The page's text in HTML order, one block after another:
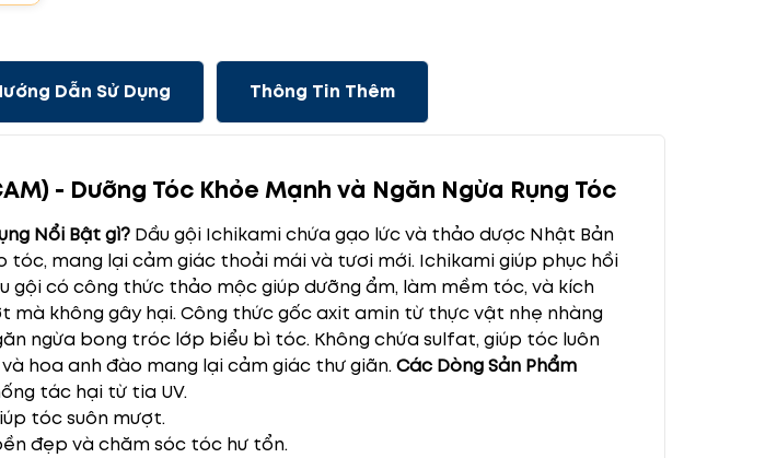
Dẫn Sử Dụng Thông Tin Thêm
- Dưỡng Tóc Khỏe Mạnh và Ngăn Ngừa Rụng Tóc
Nổi Bật gì? Dầu gội Ichikami chứa gạo lức và thảo dược Nhật Bản
mang lại cảm giác thoải mái và tươi mới. Ichikami giúp phục hồi
có công thức thảo mộc giúp dưỡng ẩm, làm mềm tóc, và kích
không gây hại. Công thức gốc axit amin từ thực vật nhẹ nhàng
ngừa bong tróc lớp biểu bì tóc. Không chứa sulfat, giúp tóc luôn
hoa anh đào mang lại cảm giác thư giãn.Các Dòng Sản Phẩm
tác hại từ tia UV.
tóc suôn mượt.
đẹp và chăm sóc tóc hư tổn.